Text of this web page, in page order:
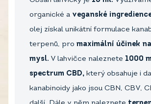
organické a veganské
olej získal unikátní formulace
terpenů, pro maximální účinek
mysl. V lahvičce naleznete 1000
spectrum CBD, který obsahuje i
kanabinoidy jako jsou CBN, CBV,